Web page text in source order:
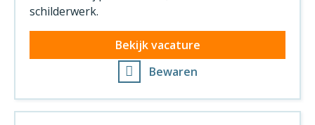
schilderwerk.
Bekijk vacature
Bewaren